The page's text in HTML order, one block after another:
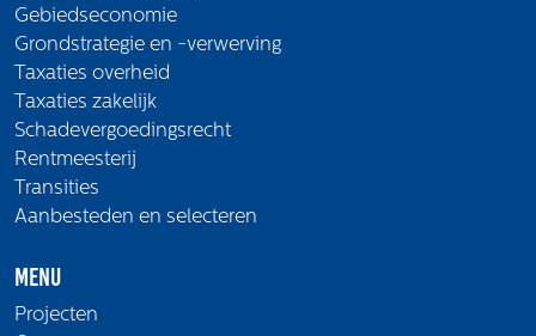
Gebiedseconomie
Grondstrategie en -verwerving
Taxaties overheid
Taxaties zakelijk
Schadevergoedingsrecht
Rentmeesterij
Transities
Aanbesteden en selecteren
Menu
Projecten